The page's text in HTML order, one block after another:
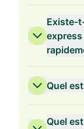
Existe-
Quel
Quel